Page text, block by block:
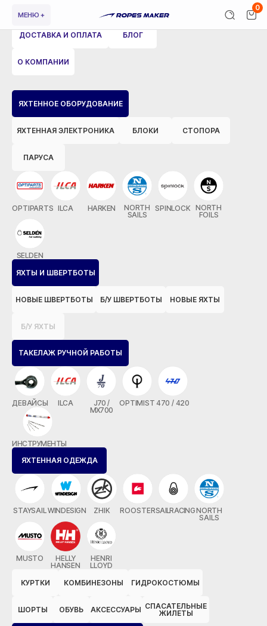
МЕНЮ +
0
ЯХТЕННОЕ ОБОРУДОВАНИЕ
ЯХТЕННАЯ ЭЛЕКТРОНИКА БЛОКИ СТОПОРА
ПАРУСА
OPTIPARTS ILCA HARKEN
NORTH
SAILS
SPINLOCK NORTH
FOILS
SELDEN
ЯХТЫ И ШВЕРТБОТЫ
НОВЫЕ ШВЕРТБОТЫ Б/У ШВЕРТБОТЫ НОВЫЕ ЯХТЫ
Б/У ЯХТЫ
ТАКЕЛАЖ РУЧНОЙ РАБОТЫ
ДЕВАЙСЫ ILCA
J70 /
MX700
OPTIMIST 470 / 420
ИНСТРУМЕНТЫ
ЯХТЕННАЯ ОДЕЖДА
STAYSAILWINDESIGN ZHIK ROOSTERSAILRACINGNORTH
SAILS
MUSTO
HELLY
HANSEN
HENRI
LLOYD
КУРТКИ
КОМБИНЕЗОНЫ ГИДРОКОСТЮМЫ
ШОРТЫ ОБУВЬ АКСЕССУАРЫ СПАСАТЕЛЬНЫЕ
ЖИЛЕТЫ
ДОСТАВКА И ОПЛАТА БЛОГ
О КОМПАНИИ